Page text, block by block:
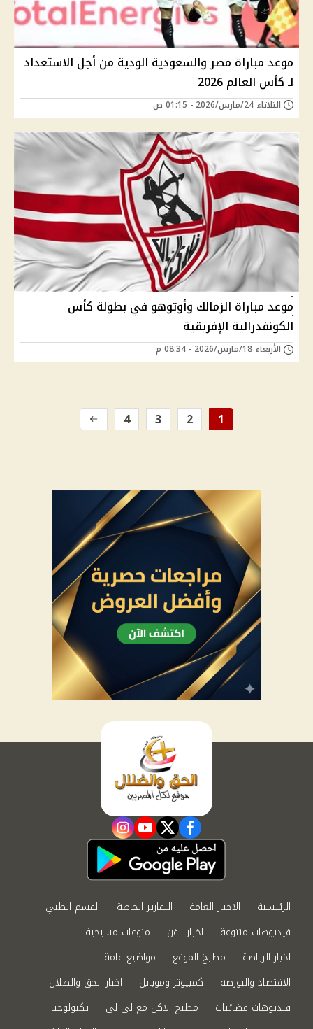
موعد مباراة مصر والسعودية الودية من أجل الاستعداد
لـ كأس العالم 2026
الثلاثاء 24/مارس/2026 - 01:15 ص
موعد مباراة الزمالك وأوتوهو في بطولة كأس
الكونفدرالية الإفريقية
الأربعاء 18/مارس/2026 - 08:34 م
1
2
3
4
facebook
twitter
youtube
instagram
الرئيسية الاخبار العامة التقارير الخاصة
القسم الطبي
فيديوهات متنوعة
اخبار الفن
منوعات مسيحية
اخبار الرياضة
مطبخ الموقع
مواضيع عامة
الاقتصاد والبورصة
كمبيوتر وموبايل
اخبار الحق والضلال
فيديوهات فضائيات
مطبخ الاكل مع لى لى
تكنولوجيا